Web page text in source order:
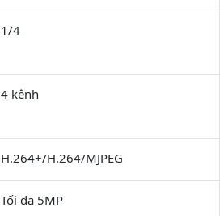
1/4
4 kênh
H.264+/H.264/MJPEG
Tối đa 5MP